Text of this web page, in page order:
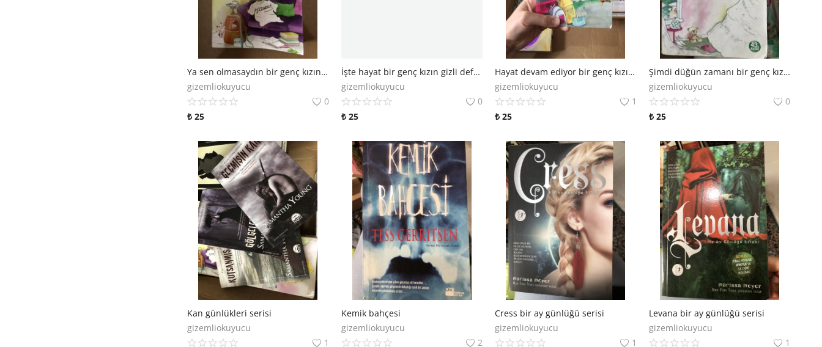
Ya sen olmasaydın bir genç kızın gizli defteri 9
gizemliokuyucu
0
₺ 25
İşte hayat bir genç kızın gizli defteri 5
gizemliokuyucu
0
₺25
Hayat devam ediyor bir genç kızın gizli defteri 7
gizemliokuyucu
1
₺ 25
Şimdi düğün zamanı bir genç kızın gizli defteri 6. Kitap
gizemliokuyucu
0
₺25
Kan günlükleri serisi
gizemliokuyucu
1
Kemik bahçesi
gizemliokuyucu
2
Cress bir ay günlüğü serisi
gizemliokuyucu
1
Levana bir ay günlüğü serisi
gizemliokuyucu
1